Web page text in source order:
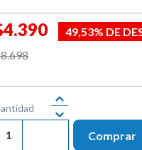
49,53% DE
Comprar